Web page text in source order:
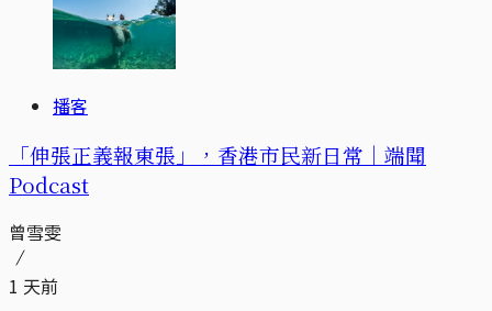
播客
「伸張正義報東張」，香港市民新日常｜端聞
Podcast
曾雪雯
1 天前